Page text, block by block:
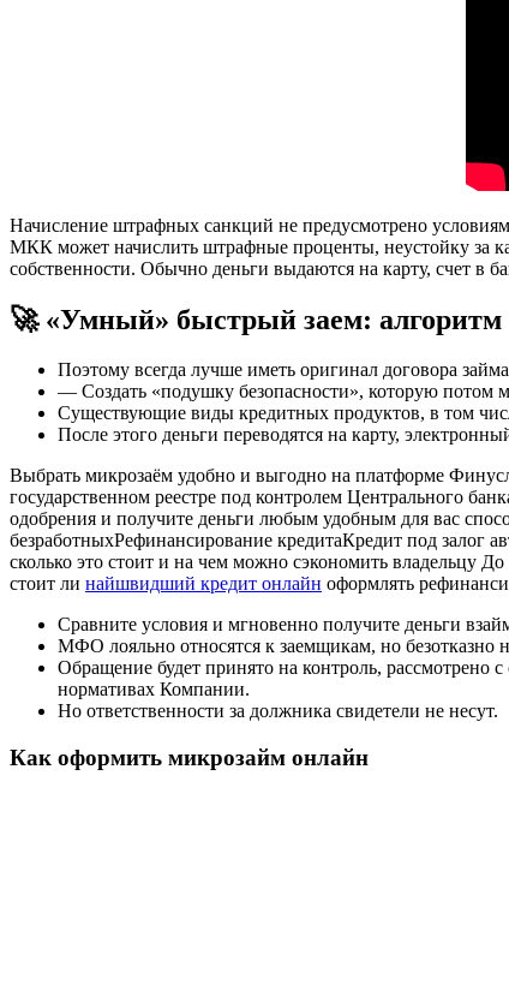
Начисление штрафных санкций не предусмотрено
МКК может начислить штрафные проценты, неустойку за
собственности. Обычно деньги выдаются на карту, счет в
🚀 «Умный» быстрый заем: алгоритм
Поэтому всегда лучше иметь оригинал договора
— Создать «подушку безопасности», которую потом
Существующие виды кредитных продуктов, в том
После этого деньги переводятся на карту,
Выбрать микрозаём удобно и выгодно на платформе
государственном реестре под контролем Центрального
одобрения и получите деньги любым удобным для вас
безработныхРефинансирование кредитаКредит под залог
сколько это стоит и на чем можно сэкономить владельцу
стоит ли найшвидший кредит онлайн оформлять
Сравните условия и мгновенно получите деньги
МФО лояльно относятся к заемщикам, но безотказно
Обращение будет принято на контроль,
нормативах Компании.
Но ответственности за должника свидетели не несут.
Как оформить микрозайм онлайн